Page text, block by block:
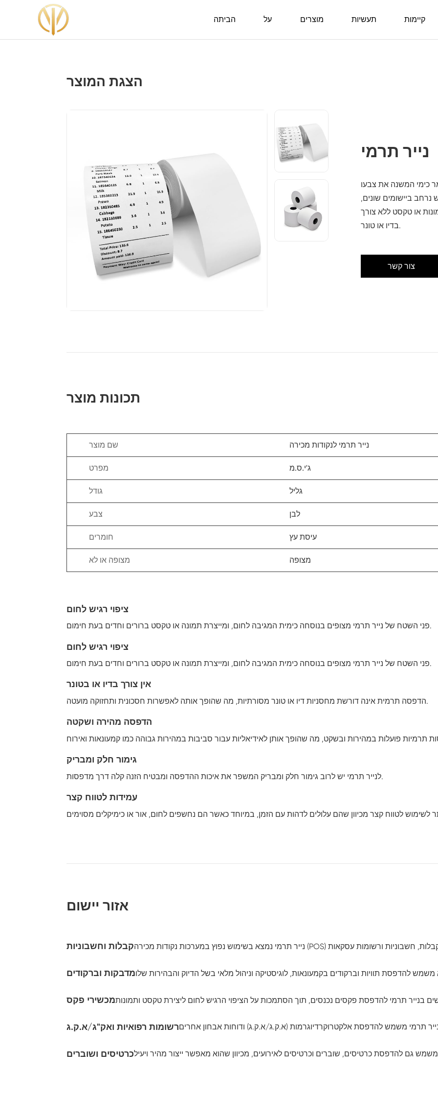
הביתה על מוצרים תעשיות קיימות
הצגת המוצר
נייר תרמי
כימי המשנה את צבעו
ביישומים שונים,
או טקסט ללא צורך
בדיו או טונר.
צור קשר
תכונות מוצר
שם מוצר נייר תרמי לנקודות מכירה
מפרט ג'י.ס.מ
גודל גליל
צבע לבן
חומרים עיסת עץ
מצופה או לא מצופה
ציפוי רגיש לחום
פני השטח של נייר תרמי מצופים בנוסחה כימית המגיבה לחום, ומייצרת תמונה או טקסט ברורים וחדים בעת חימום.
ציפוי רגיש לחום
פני השטח של נייר תרמי מצופים בנוסחה כימית המגיבה לחום, ומייצרת תמונה או טקסט ברורים וחדים בעת חימום.
אין צורך בדיו או בטונר
הדפסה תרמית אינה דורשת מחסניות דיו או טונר מסורתיות, מה שהופך אותה לאפשרות חסכונית ותחזוקה מועטה.
הדפסה מהירה ושקטה
גימור חלק ומבריק
לנייר תרמי יש לרוב גימור חלק ומבריק המשפר את איכות ההדפסה ומבטיח הזנה קלה דרך מדפסות.
עמידות לטווח קצר
אזור יישום
קבלות וחשבוניות
מדבקות וברקודים
מכשירי פקס
רשומות רפואיות ואק"ג/א.ק.ג
כרטיסים ושוברים